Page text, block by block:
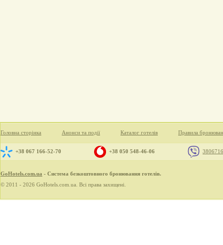
Головна сторінка Анонси та події Каталог готелів Правила
+38 067 166-52-70 +38 050 548-46-06
GoHotels.com.ua - Система безкоштовного бронювання готелів.
© 2011 - 2026 GoHotels.com.ua. Всі права захищені.